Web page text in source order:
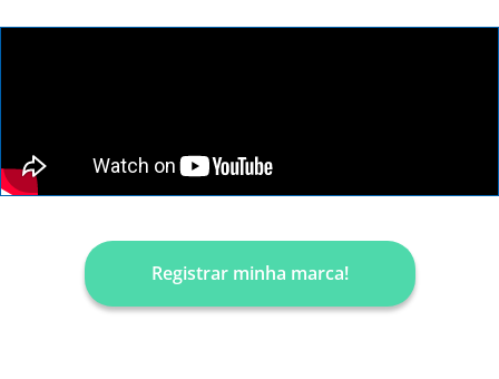
Registrar minha marca!